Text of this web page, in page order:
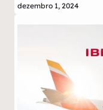
dezembro 1, 2024